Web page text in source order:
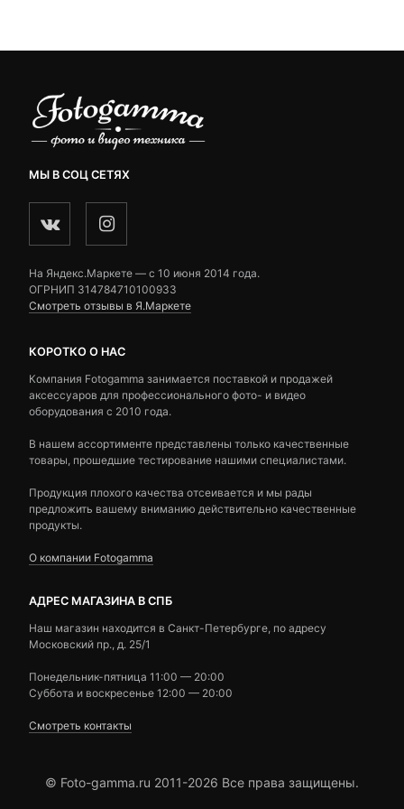
МЫ В СОЦ СЕТЯХ
На Яндекс.Маркете — c 10 июня 2014 года.
ОГРНИП 314784710100933
Смотреть отзывы в Я.Маркете
КОРОТКО О НАС
Компания Fotogamma занимается поставкой и продажей
аксессуаров для профессионального фото- и видео
оборудования с 2010 года.
В нашем ассортименте представлены только качественные
товары, прошедшие тестирование нашими специалистами.
Продукция плохого качества отсеивается и мы рады
предложить вашему вниманию действительно качественные
продукты.
О компании Fotogamma
АДРЕС МАГАЗИНА В СПБ
Наш магазин находится в Санкт-Петербурге, по адресу
Московский пр., д. 25/1
Понедельник-пятница 11:00 — 20:00
Суббота и воскресенье 12:00 — 20:00
Смотреть контакты
© Foto-gamma.ru 2011-2026 Все права защищены.